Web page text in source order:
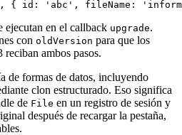
ejecutan en el callback upgrade.
con oldVersion para que los
reciban ambos pasos.
de formas de datos, incluyendo
clon estructurado. Eso significa
de File en un registro de sesión y
después de recargar la pestaña,